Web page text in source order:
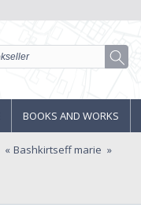
BOOKS AND WORKS
Bashkirtseff marie